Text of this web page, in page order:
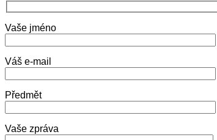
Vaše jméno
Váš e-mail
Předmět
Vaše zpráva